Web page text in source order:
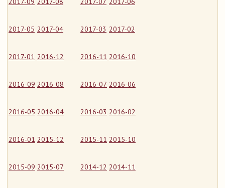
2017-05 2017-04 2017-03 2017-02
2017-01 2016-12 2016-11 2016-10
2016-09 2016-08 2016-07 2016-06
2016-05 2016-04 2016-03 2016-02
2016-01 2015-12 2015-11 2015-10
2015-09 2015-07 2014-12 2014-11